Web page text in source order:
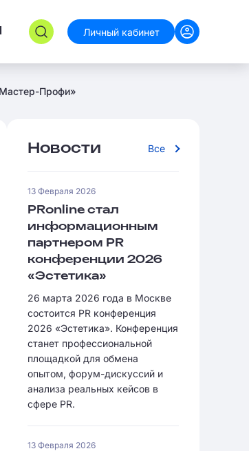
Личный кабинет
Профи»
Новости Все
13 Февраля 2026
PRonline стал
информационным
партнером PR
конференции 2026
«Эстетика»
26 марта 2026 года в Москве
состоится PR конференция
2026 «Эстетика». Конференция
станет профессиональной
площадкой для обмена
опытом, форум-дискуссий и
анализа реальных кейсов в
сфере PR.
13 Февраля 2026